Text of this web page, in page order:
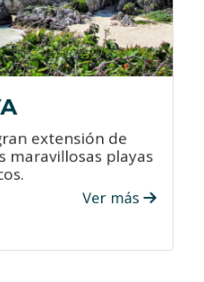
extensión de
maravillosas playas
Ver más
son únicos en el
mundo.
cenotes.